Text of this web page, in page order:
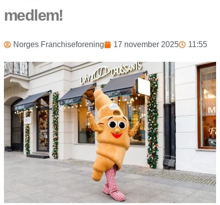
medlem!
Norges Franchiseforening 17 november 2025 11:55